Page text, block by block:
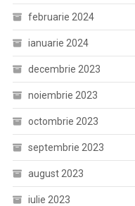
februarie 2024
ianuarie 2024
decembrie 2023
noiembrie 2023
octombrie 2023
septembrie 2023
august 2023
iulie 2023